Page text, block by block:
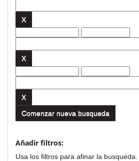
Comenzar nueva busqueda
Añadir filtros:
Usa los filtros para afinar la busqueda.